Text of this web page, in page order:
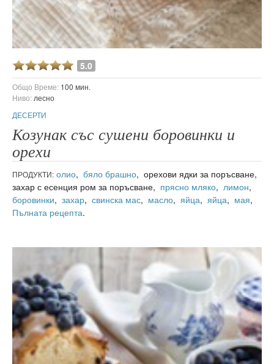
5.0
Общо Време: 100 мин.
Ниво: лесно
ДЕСЕРТИ
Козунак със сушени боровинки и
орехи
ПРОДУКТИ: олио, бяло брашно, орехови ядки за поръсване,
захар с есенция ром за поръсване, прясно мляко, лимон,
боровинки, захар, свинска мас, масло, яйца, яйца, мая,
Пълната рецепта.